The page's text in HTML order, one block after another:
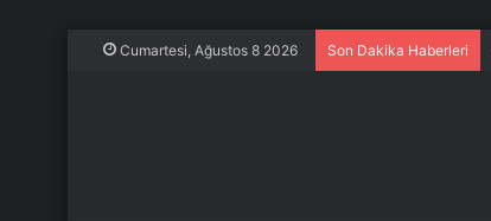
Cumartesi, Ağustos 8 2026 Son Dakika Haberleri